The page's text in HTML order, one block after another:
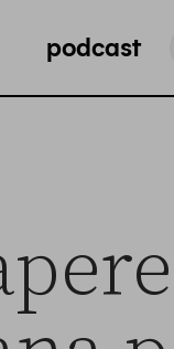
podcast